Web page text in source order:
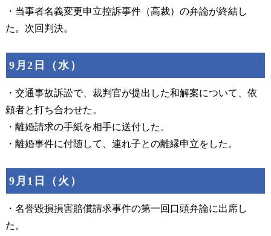
・当事者名義変更申立控訴事件（高裁）の弁論が終結し
た。次回判決。
9月2日（水）
・交通事故訴訟で、裁判官が提出した和解案について、依
頼者と打ち合わせた。
・離婚請求の手紙を相手に送付した。
・離婚事件に付随して、連れ子との離縁申立をした。
9月1日（火）
・名誉毀損損害賠償請求事件の第一回口頭弁論に出席し
た。